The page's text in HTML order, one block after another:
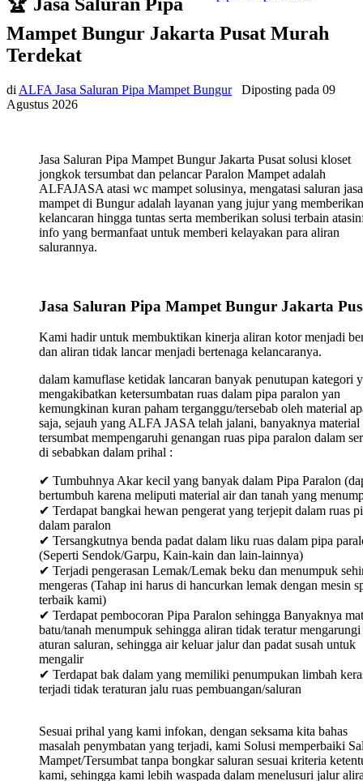
Mampet Bungur Jakarta Pusat Murah
Terdekat
di ALFA Jasa Saluran Pipa Mampet Bungur Diposting pada 09
Agustus 2026
Jasa Saluran Pipa Mampet Bungur Jakarta Pusat solusi kloset
jongkok tersumbat dan pelancar Paralon Mampet adalah
ALFAJASA atasi wc mampet solusinya, mengatasi saluran jasa
mampet di Bungur adalah layanan yang jujur yang memberikan
kelancaran hingga tuntas serta memberikan solusi terbain
info yang bermanfaat untuk memberi kelayakan para aliran
salurannya.
Jasa Saluran Pipa Mampet Bungur Jakarta
Kami hadir untuk membuktikan kinerja aliran kotor menjadi
dan aliran tidak lancar menjadi bertenaga kelancaranya.
dalam kamuflase ketidak lancaran banyak penutupan kategori
mengakibatkan ketersumbatan ruas dalam pipa paralon yan
kemungkinan kuran paham terganggu/tersebab oleh material
saja, sejauh yang ALFA JASA telah jalani, banyaknya material
tersumbat mempengaruhi genangan ruas pipa paralon dalam
di sebabkan dalam prihal :
✔ Tumbuhnya Akar kecil yang banyak dalam Pipa Paralon
bertumbuh karena meliputi material air dan tanah yang
✔ Terdapat bangkai hewan pengerat yang terjepit dalam ruas
dalam paralon
✔ Tersangkutnya benda padat dalam liku ruas dalam pipa
(Seperti Sendok/Garpu, Kain-kain dan lain-lainnya)
✔ Terjadi pengerasan Lemak/Lemak beku dan menumpuk
mengeras (Tahap ini harus di hancurkan lemak dengan mesin
terbaik kami)
✔ Terdapat pembocoran Pipa Paralon sehingga Banyaknya
batu/tanah menumpuk sehingga aliran tidak teratur mengarungi
aturan saluran, sehingga air keluar jalur dan padat susah untuk
mengalir
✔ Terdapat bak dalam yang memiliki penumpukan limbah
terjadi tidak teraturan jalu ruas pembuangan/saluran
Sesuai prihal yang kami infokan, dengan seksama kita bahas
masalah penymbatan yang terjadi, kami Solusi memperbaiki
Mampet/Tersumbat tanpa bongkar saluran sesuai kriteria
kami, sehingga kami lebih waspada dalam menelusuri jalur